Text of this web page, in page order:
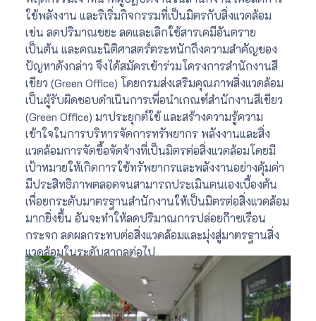
ใช้พลังงาน และริเริ่มกิจกรรมที่เป็นมิตรกับสิ่งแวดล้อม
เช่น ลดปริมาณขยะ ลดและเลิกใช้สารเคมีอันตราย
เป็นต้น และคณะนิติศาสตร์ตระหนักถึงความสำคัญของ
ปัญหาดังกล่าว จึงได้สมัครเข้าร่วมโครงการสำนักงานสี
เขียว (Green Office) โดยกรมส่งเสริมคุณภาพสิ่งแวดล้อม
เป็นผู้รับผิดชอบดำเนินการเพื่อนำเกณฑ์สำนักงานสีเขียว
(Green Office) มาประยุกต์ใช้ และสร้างความรู้ความ
เข้าใจในการบริหารจัดการทรัพยากร พลังงานและสิ่ง
แวดล้อมการจัดซื้อจัดจ้างที่เป็นมิตรต่อสิ่งแวดล้อมโดยมี
เป้าหมายให้เกิดการใช้ทรัพยากรและพลังงานอย่างคุ้มค่า
มีประสิทธิภาพตลอดจนสามารถประเมินตนเองเบื้องต้น
เพื่อยกระดับมาตรฐานสำนักงานให้เป็นมิตรต่อสิ่งแวดล้อม
มากยิ่งขึ้น อันจะทำให้ลดปริมาณการปล่อยก๊าซเรือน
กระจก ลดผลกระทบต่อสิ่งแวดล้อมและมุ่งสู่มาตรฐานสิ่ง
แวดล้อมในระดับสากลต่อไป